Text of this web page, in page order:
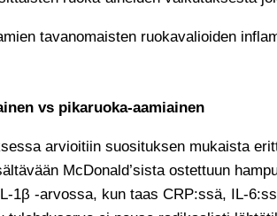
tavanomaisten ruokavalioiden
vs pikaruoka-aamiainen
arvioitiin suosituksen mukaista
McDonald’sista ostettuun
1β -arvossa, kun taas CRP:ssä, IL-